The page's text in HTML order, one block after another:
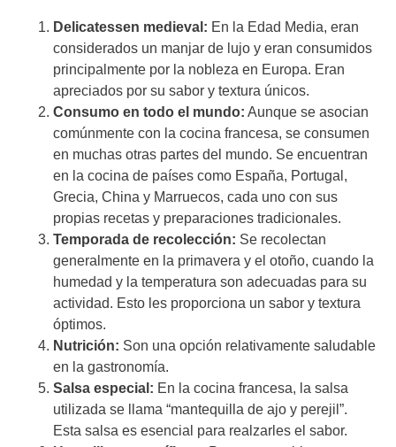
Delicatessen medieval: En la Edad Media, eran
considerados un manjar de lujo y eran consumidos
principalmente por la nobleza en Europa. Eran
apreciados por su sabor y textura únicos.
Consumo en todo el mundo: Aunque se asocian
comúnmente con la cocina francesa, se consumen
en muchas otras partes del mundo. Se encuentran
en la cocina de países como España, Portugal,
Grecia, China y Marruecos, cada uno con sus
propias recetas y preparaciones tradicionales.
Temporada de recolección: Se recolectan
generalmente en la primavera y el otoño, cuando la
humedad y la temperatura son adecuadas para su
actividad. Esto les proporciona un sabor y textura
óptimos.
Nutrición: Son una opción relativamente saludable
en la gastronomía.
Salsa especial: En la cocina francesa, la salsa
utilizada se llama “mantequilla de ajo y perejil”.
Esta salsa es esencial para realzarles el sabor.